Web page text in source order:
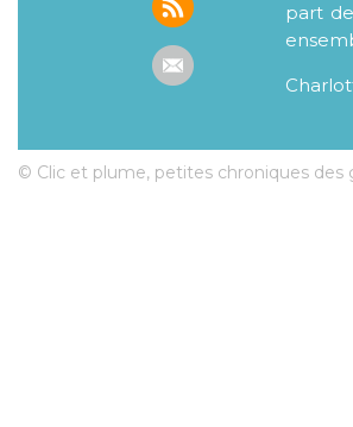
part
© Clic et plume, petites chroniques des